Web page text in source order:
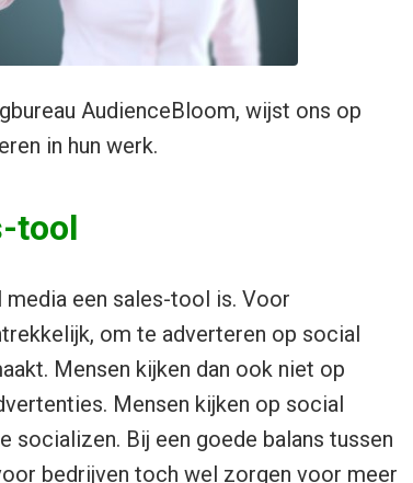
AudienceBloom, wijst ons op
in hun werk.
tool
een sales-tool is. Voor
om te adverteren op social
Mensen kijken dan ook niet op
Mensen kijken op social
socializen. Bij een goede balans tussen
bedrijven toch wel zorgen voor meer